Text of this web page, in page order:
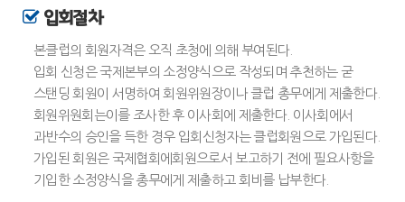
입회절차
본클럽의 회원자격은 오직 초청에 의해 부여된다.
입회 신청은 국제본부의 소정양식으로 작성되며 추천하는 굳
스탠딩 회원이 서명하여 회원위원장이나 클럽 총무에게 제출한다.
회원위원회는이를 조사한 후 이사회에 제출한다. 이사회에서
과반수의 승인을 득한 경우 입회신청자는 클럽회원으로 가입된다.
가입된 회원은 국제협회에회원으로서 보고하기 전에 필요사항을
기입한 소정양식을 총무에게 제출하고 회비를 납부한다.